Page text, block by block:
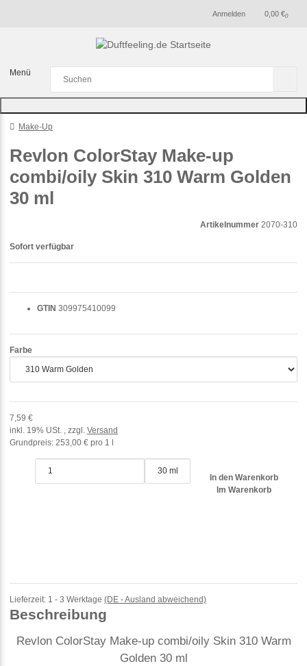
Anmelden 0
0,00 €
Menü
Make-Up
Revlon ColorStay Make-up
combi/oily Skin 310 Warm Golden
30 ml
Artikelnummer 2070-310
GTIN 309975410099
Farbe
7,59 €
inkl. 19% USt. , zzgl. Versand
Grundpreis: 253,00 € pro 1 l
30 ml
In den Warenkorb
Im Warenkorb
Sofort verfügbar
Lieferzeit: 1 - 3 Werktage (DE - Ausland abweichend)
Beschreibung
Revlon ColorStay Make-up combi/oily Skin 310 Warm
Golden 30 ml